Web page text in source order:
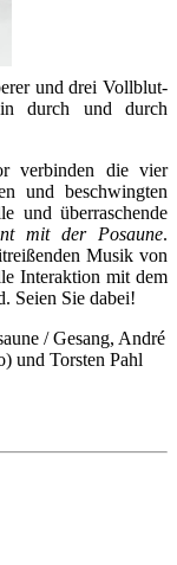
und drei Vollblut-
durch und durch
verbinden die vier
und beschwingten
und überraschende
mit der Posaune.
Musik von
Interaktion mit dem
Seien Sie dabei!
/ Gesang, André
und Torsten Pahl